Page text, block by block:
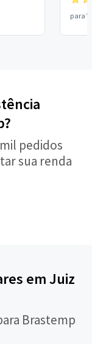
para
pedidos
sua renda
em Juiz
Brastemp